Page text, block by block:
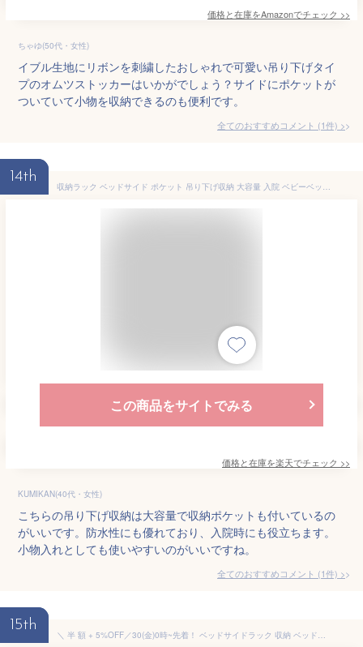
価格と在庫をAmazonでチェック >>
ちゃゆ(50代・女性)
イブル生地にリボンを刺繍したおしゃれで可愛い吊り下げタイ
プのオムツストッカーはいかがでしょう？サイドにポケットが
ついていて小物を収納できるのも便利です。
全てのおすすめコメント (1件) >
14th
収納ラック ベッドサイド ポケット 吊り下げ収納 大容量 入院 ベビーベッド ソファー掛け袋 ベビーカー 収納ポケット 椅子掛け袋 学生寮 雑貨収納 小物入れ 車用 防水 キャンバス
この商品をサイトでみる
価格と在庫を楽天でチェック >>
KUMIKAN(40代・女性)
こちらの吊り下げ収納は大容量で収納ポケットも付いているの
がいいです。防水性にも優れており、入院時にも役立ちます。
小物入れとしても使いやすいのがいいですね。
全てのおすすめコメント (1件) >
15th
＼ 半 額 + 5%OFF／30(金)0時~先着！ ベッドサイドラック 収納 ベッド収納 ベッドサイドポケット 吊り下げラック 大容量 柵 ハンギングバッグ ベッドサイド ファブリック バスケット ハンギングバッグ 吊り下げ 整理整頓 シンプル 可愛い 収納ラック ポケット シンプル